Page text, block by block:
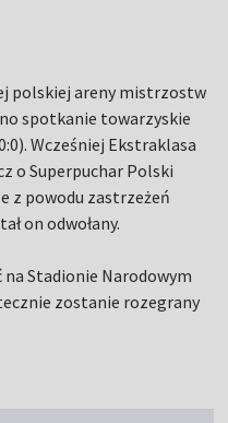
polskiej areny mistrzostw
spotkanie towarzyskie
Wcześniej Ekstraklasa
o Superpuchar Polski
z powodu zastrzeżeń
on odwołany.
Stadionie Narodowym
zostanie rozegrany